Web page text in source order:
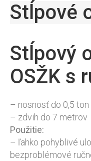
Stĺpové
Stĺpový
OSŽK s
– nosnosť do 0,5 ton
– zdvih do 7 metrov
Použitie:
– ľahko pohyblivé
bezproblémové